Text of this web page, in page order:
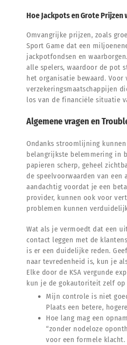
Hoe Jackpots en Grote
Omvangrijke prijzen, zoals
Sport Game dat een
jackpotfondsen en
alle spelers, waardoor de pot
het organisatie bewaard.
verzekeringsmaatschappijen
los van de financiële situatie
Algemene vragen en
Ondanks stroomlijning
belangrijkste belemmering in
papieren scherp, geheel
de speelvoorwaarden van
aandachtig voordat je een
provider, kunnen ook voor
problemen kunnen
Wat als je vermoedt dat een
contact leggen met de
is er een duidelijke reden.
naar tevredenheid is, kun je
Elke door de KSA vergunde
kun je de gokautoriteit zelf op
Mijn controle is niet
Plaats een betere,
Hoe lang mag een
“zonder nodeloze
voor een formele klacht.